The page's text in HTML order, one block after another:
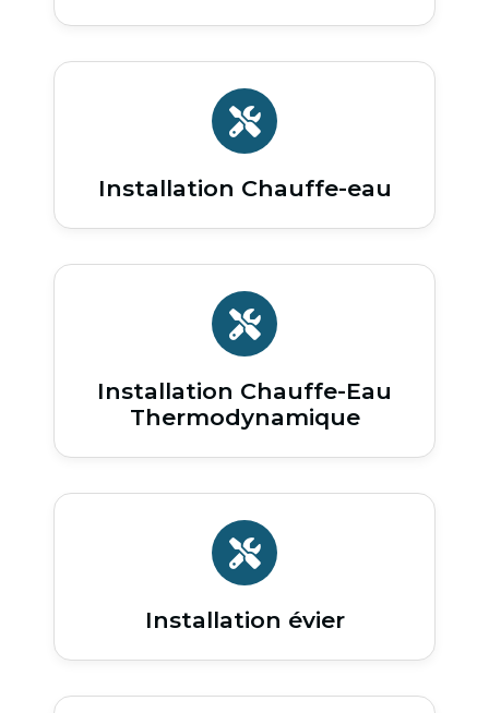
Installation Chauffe-eau
Installation Chauffe-Eau
Thermodynamique
Installation évier